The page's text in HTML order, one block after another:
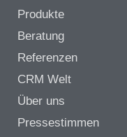
Produkte
Beratung
Referenzen
CRM Welt
Über uns
Pressestimmen